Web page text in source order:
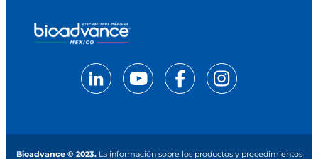
Bioadvance © 2023.La información sobre los productos y procedimientos